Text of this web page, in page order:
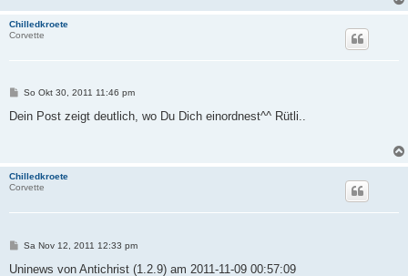
Chilledkroete
Corvette
B
i
So Okt 30, 2011 11:46 pm
Dein Post zeigt deutlich, wo Du Dich einordnest^^ Rütli..
Chilledkroete
Corvette
B
i
Sa Nov 12, 2011 12:33 pm
Uninews von Antichrist (1.2.9) am 2011-11-09 00:57:09